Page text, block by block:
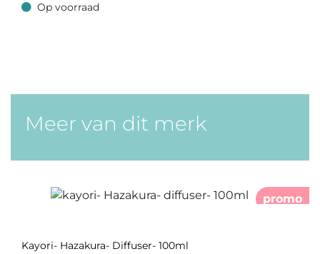
Op voorraad
Op voorraad
Meer van dit merk
promo
Kayori- Hazakura- Diffuser- 100ml